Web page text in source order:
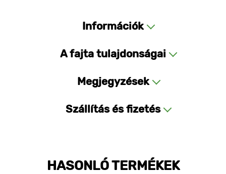
Információk
A fajta tulajdonságai
Megjegyzések
Szállítás és fizetés
HASONLÓ TERMÉKEK